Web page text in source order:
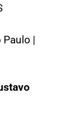
Paulo |